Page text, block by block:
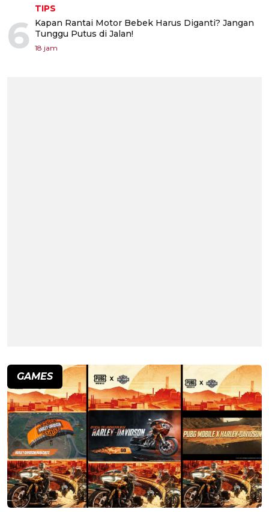
6
TIPS
Kapan Rantai Motor Bebek Harus Diganti? Jangan
Tunggu Putus di Jalan!
18 jam
GAMES